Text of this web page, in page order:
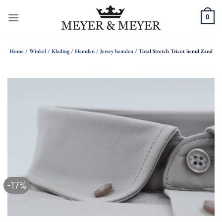
naar
0
Home / Winkel / Kleding/ Hemden / Jersey hemden / Total Stretch Tricot hemd Zand
-17%